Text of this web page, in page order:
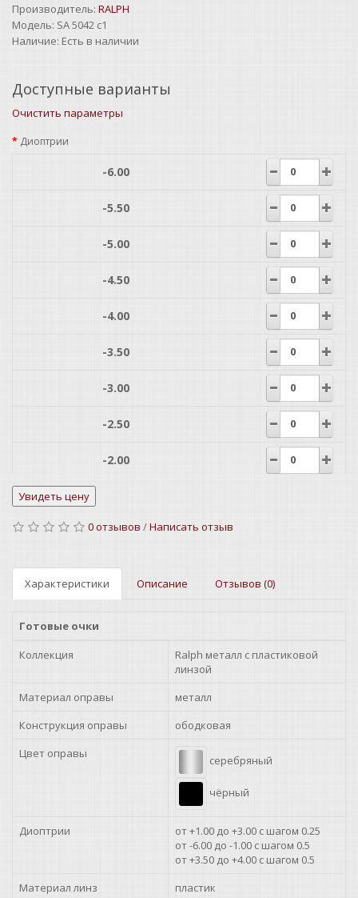
Производитель: RALPH
Модель: SA 5042 c1
Наличие: Есть в наличии
Доступные варианты
Очистить параметры
Диоптрии
-6.00
-5.50
-5.00
-4.50
-4.00
-3.50
-3.00
-2.50
-2.00
-1.00
+1.00
+1.25
0 отзывов /Написать отзыв
Характеристики Описание Отзывов (0)
Готовые очки
Коллекция
Ralph металл с пластиковой
линзой
Материал оправы
металл
Конструкция оправы
ободковая
Цвет оправы
серебряный
чёрный
Диоптрии
от +1.00 до +3.00 с шагом 0.25
от -6.00 до -1.00 с шагом 0.5
от +3.50 до +4.00 с шагом 0.5
Материал линз
пластик